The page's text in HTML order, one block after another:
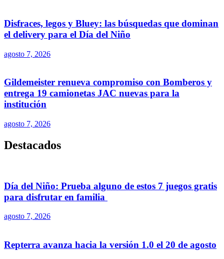
Disfraces, legos y Bluey: las búsquedas que dominan
el delivery para el Día del Niño
agosto 7, 2026
Gildemeister renueva compromiso con Bomberos y
entrega 19 camionetas JAC nuevas para la
institución
agosto 7, 2026
Destacados
Día del Niño: Prueba alguno de estos 7 juegos gratis
para disfrutar en familia
agosto 7, 2026
Repterra avanza hacia la versión 1.0 el 20 de agosto